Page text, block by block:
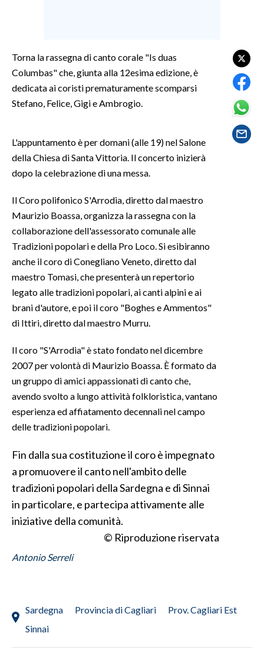
SPETTACOLI
GOSSIP
SARDEGNA TURISMO
NOTIZIE
EVENTI
#CARAUNIONE
3 MINUTI CON
INSULARITÀ
ABBONATI
ANNUNCI
PUBBLICITÀ
SPIAGGE
Torna la rassegna di canto corale "Is duas
Columbas" che, giunta alla 12esima edizione, è
dedicata ai coristi prematuramente scomparsi
Stefano, Felice, Gigi e Ambrogio.
L'appuntamento è per domani (alle 19) nel Salone
della Chiesa di Santa Vittoria. Il concerto inizierà
dopo la celebrazione di una messa.
Il Coro polifonico S'Arrodia, diretto dal maestro
Maurizio Boassa, organizza la rassegna con la
collaborazione dell'assessorato comunale alle
Tradizioni popolari e della Pro Loco. Si esibiranno
anche il coro di Conegliano Veneto, diretto dal
maestro Tomasi, che presenterà un repertorio
legato alle tradizioni popolari, ai canti alpini e ai
brani d'autore, e poi il coro "Boghes e Ammentos"
di Ittiri, diretto dal maestro Murru.
Il coro "S'Arrodia" è stato fondato nel dicembre
2007 per volontà di Maurizio Boassa. È formato da
un gruppo di amici appassionati di canto che,
avendo svolto a lungo attività folkloristica, vantano
esperienza ed affiatamento decennali nel campo
delle tradizioni popolari.
Fin dalla sua costituzione il coro è impegnato
a promuovere il canto nell'ambito delle
tradizioni popolari della Sardegna e di Sinnai
in particolare, e partecipa attivamente alle
iniziative della comunità.
© Riproduzione riservata
Antonio Serreli
Sardegna Provincia di Cagliari
Prov. Cagliari Est
Sinnai